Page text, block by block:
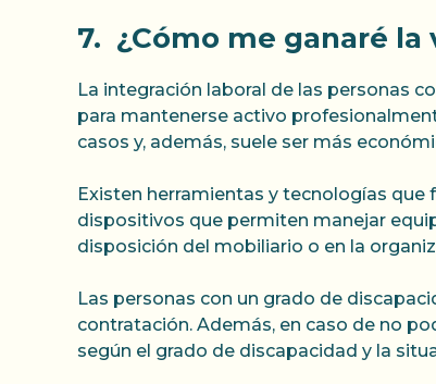
7. ¿Cómo me ganaré la
La integración laboral de las personas
para mantenerse activo
casos y, además, suele ser más
Existen herramientas y tecnologías
dispositivos que permiten manejar
disposición del mobiliario o en la
Las personas con un grado de
contratación. Además, en caso de no
según el grado de discapacidad y la